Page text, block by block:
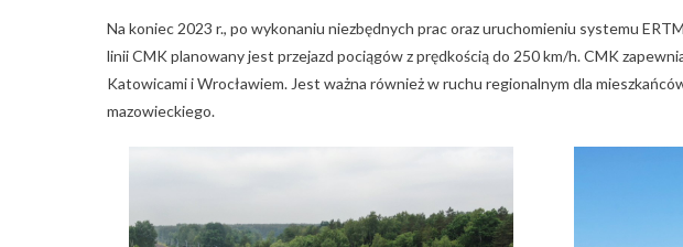
Na koniec 2023 r., po wykonaniu niezbędnych prac oraz uruchomieniu systemu
linii CMK planowany jest przejazd pociągów z prędkością do 250 km/h. CMK
Katowicami i Wrocławiem. Jest ważna również w ruchu regionalnym dla
mazowieckiego.